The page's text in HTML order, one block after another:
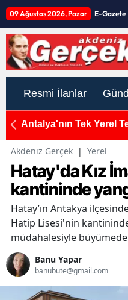
09 Ağustos 2026, Pazar E-Gazete
Resmi İlanlar
Antalya'nın Tek Yerel
Akdeniz Gerçek | Yerel
Hatay'da Kız
kantininde
Hatay’ın Antakya
Hatip Lisesi'nin
müdahalesiyle
Banu Yapar
banubute@gmail.com